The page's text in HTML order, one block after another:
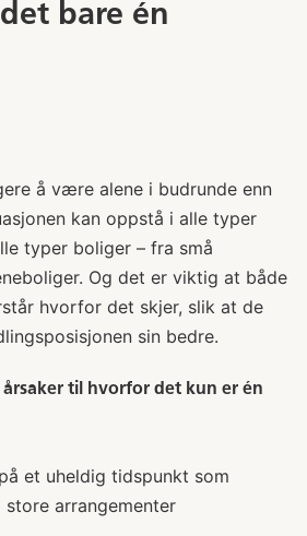
bare én
å være alene i budrunde enn
kan oppstå i alle typer
typer boliger – fra små
Og det er viktig at både
hvorfor det skjer, slik at de
sin bedre.
til hvorfor det kun er én
et uheldig tidspunkt som
arrangementer